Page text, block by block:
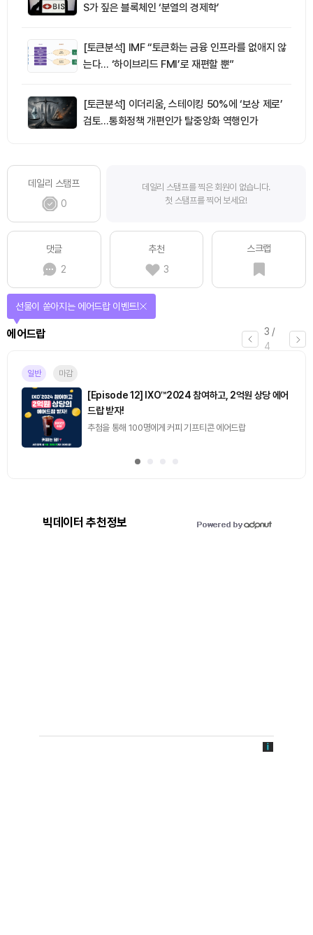
S가 짚은 블록체인 ‘분열의 경제학’
[토큰분석] IMF “토큰화는 금융 인프라를 없애지 않
는다… ‘하이브리드 FMI’로 재편할 뿐”
[토큰분석] 이더리움, 스테이킹 50%에 ‘보상 제로’
검토…통화정책 개편인가 탈중앙화 역행인가
데일리 스탬프
0
데일리 스탬프를 찍은 회원이 없습니다.
첫 스탬프를 찍어 보세요!
댓글
2
추천
3
스크랩
3 /
4
에어드랍
선물이 쏟아지는 에어드랍 이벤트!
일반 마감
[Episode 12] IXO™2024 참여하고, 2억원 상당 에어
드랍 받자!
추첨을 통해 100명에게 커피 기프티콘 에어드랍
빅데이터 추천정보